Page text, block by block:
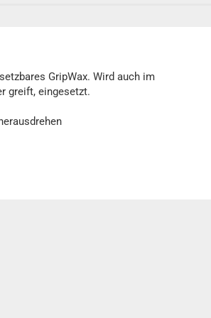
GripWax. Wird auch im
greift, eingesetzt.